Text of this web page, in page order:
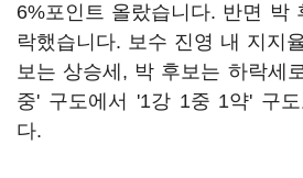
6%포인트 올랐습니다. 반면 박
락했습니다. 보수 진영 내 지지
보는 상승세, 박 후보는 하락세
중' 구도에서 '1강 1중 1약' 구
다.